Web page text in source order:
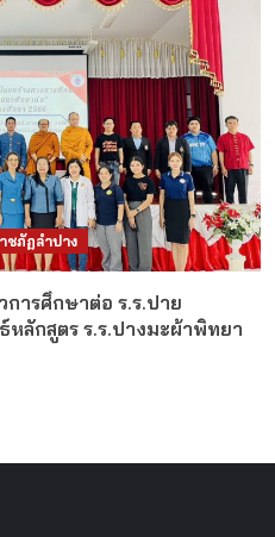
ชภัฏลำปาง
ารศึกษาต่อ ร.ร.ปาย
ลักสูตร ร.ร.ปางมะผ้าพิทยา